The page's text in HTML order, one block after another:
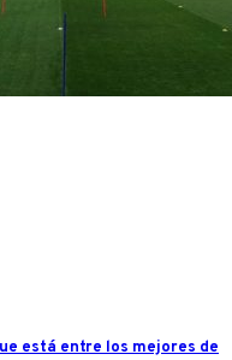
está entre los mejores de